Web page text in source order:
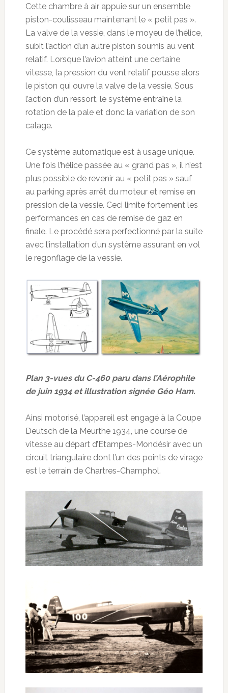
Cette chambre à air appuie sur un ensemble
piston-coulisseau maintenant le « petit pas ».
La valve de la vessie, dans le moyeu de l’hélice,
subit l’action d’un autre piston soumis au vent
relatif. Lorsque l’avion atteint une certaine
vitesse, la pression du vent relatif pousse alors
le piston qui ouvre la valve de la vessie. Sous
l’action d’un ressort, le système entraîne la
rotation de la pale et donc la variation de son
calage.
Ce système automatique est à usage unique.
Une fois l’hélice passée au « grand pas », il n’est
plus possible de revenir au « petit pas » sauf
au parking après arrêt du moteur et remise en
pression de la vessie. Ceci limite fortement les
performances en cas de remise de gaz en
finale. Le procédé sera perfectionné par la suite
avec l’installation d’un système assurant en vol
le regonflage de la vessie.
Plan 3-vues du C-460 paru dans l’Aérophile
de juin 1934 et illustration signée Géo Ham.
Ainsi motorisé, l’appareil est engagé à la Coupe
Deutsch de la Meurthe 1934, une course de
vitesse au départ d’Etampes-Mondésir avec un
circuit triangulaire dont l’un des points de virage
est le terrain de Chartres-Champhol.